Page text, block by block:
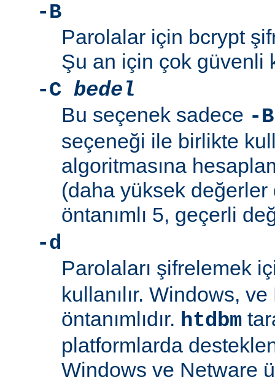
-B
Parolalar için bcrypt
Şu an için çok güvenli
-C bedel
Bu seçenek sadece -B
seçeneği ile birlikte
algoritmasına
(daha yüksek
öntanımlı 5, geçerli
-d
Parolaları şifrelemek
kullanılır. Windows, ve
öntanımlıdır. htdbm
platformlarda
Windows ve Netware